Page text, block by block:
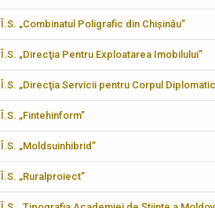
Î.S. „Combinatul Poligrafic din Chișinău”
Î.S. „Direcţia Pentru Exploatarea Imobilului”
Î.S. „Direcţia Servicii pentru Corpul
Î.S. „Fintehinform”
Î.S. „Moldsuinhibrid”
Î.S. „Ruralproiect”